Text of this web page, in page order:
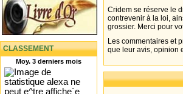
CLASSEMENT
Moy. 3 derniers mois
Cridem se réserve le
contrevenir à la loi,
grossier. Merci pour
Les commentaires et
que leur avis, opinion